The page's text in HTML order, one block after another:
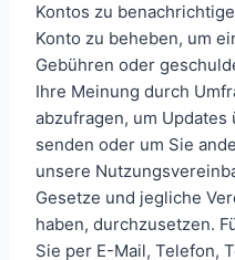
Kontos zu
Konto zu beheben, um
Gebühren oder
Ihre Meinung durch
abzufragen, um
senden oder um Sie
unsere
Gesetze und jegliche
haben, durchzusetzen.
Sie per E-Mail, Telefon,